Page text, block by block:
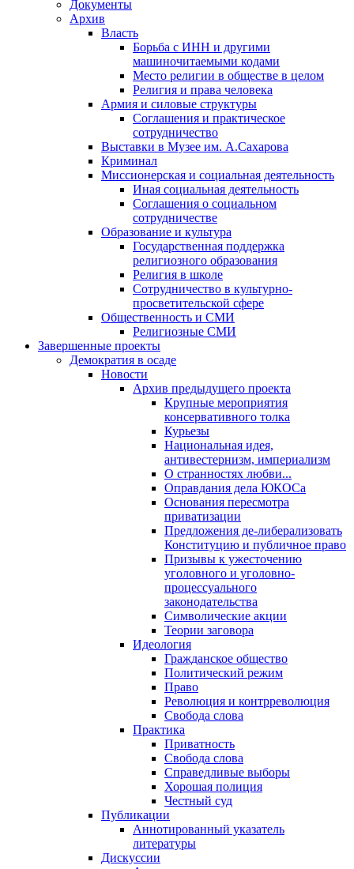
Документы
Архив
Власть
Борьба с ИНН и другими
машиночитаемыми кодами
Место религии в обществе в целом
Религия и права человека
Армия и силовые структуры
Соглашения и практическое
сотрудничество
Выставки в Музее им. А.Сахарова
Криминал
Миссионерская и социальная деятельность
Иная социальная деятельность
Соглашения о социальном
сотрудничестве
Образование и культура
Государственная поддержка
религиозного образования
Религия в школе
Сотрудничество в культурно-
просветительской сфере
Общественность и СМИ
Религиозные СМИ
Завершенные проекты
Демократия в осаде
Новости
Архив предыдущего проекта
Крупные мероприятия
консервативного толка
Курьезы
Национальная идея,
антивестернизм, империализм
О странностях любви...
Оправдания дела ЮКОСа
Основания пересмотра
приватизации
Предложения де-либерализовать
Конституцию и публичное право
Призывы к ужесточению
уголовного и уголовно-
процессуального
законодательства
Символические акции
Теории заговора
Идеология
Гражданское общество
Политический режим
Право
Революция и контрреволюция
Свобода слова
Практика
Приватность
Свобода слова
Справедливые выборы
Хорошая полиция
Честный суд
Публикации
Аннотированный указатель
литературы
Дискуссии